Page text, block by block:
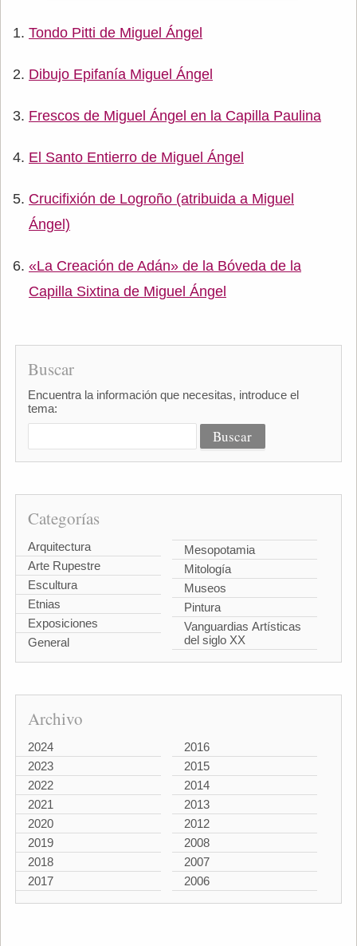
Tondo Pitti de Miguel Ángel
Dibujo Epifanía Miguel Ángel
Frescos de Miguel Ángel en la Capilla Paulina
El Santo Entierro de Miguel Ángel
Crucifixión de Logroño (atribuida a Miguel
Ángel)
«La Creación de Adán» de la Bóveda de la
Capilla Sixtina de Miguel Ángel
Buscar
Encuentra la información que necesitas, introduce el
tema:
Categorías
Arquitectura
Arte Rupestre
Escultura
Etnias
Exposiciones
General
Mesopotamia
Mitología
Museos
Pintura
Vanguardias Artísticas
del siglo XX
Archivo
2024
2023
2022
2021
2020
2019
2018
2017
2016
2015
2014
2013
2012
2008
2007
2006